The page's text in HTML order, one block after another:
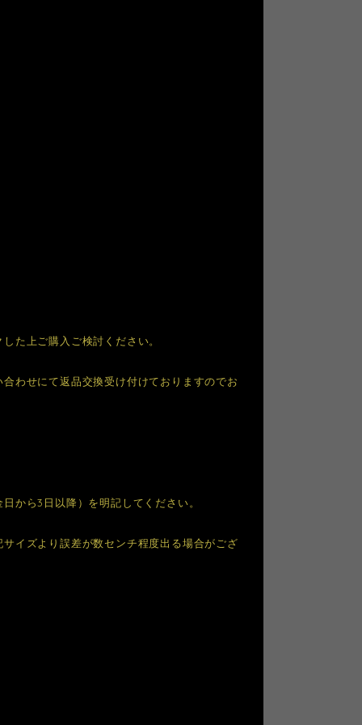
た上ご購入ご検討ください。
わせにて返品交換受け付けておりますのでお
から3日以降）を明記してください。
イズより誤差が数センチ程度出る場合がござ